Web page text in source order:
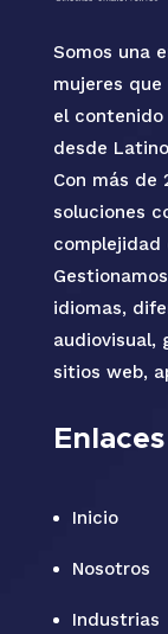
Somos una
mujeres
el
desde
Con más de
soluciones
idiomas,
audiovisual,
sitios web,
Inicio
Nosotros
Industrias